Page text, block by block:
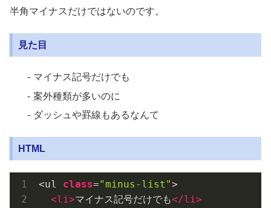
半角マイナスだけではないのです。
見た目
マイナス記号だけでも
案外種類が多いのに
ダッシュや罫線もあるなんて
HTML
<ul class="minus-list">
<li>マイナス記号だけでも</li>